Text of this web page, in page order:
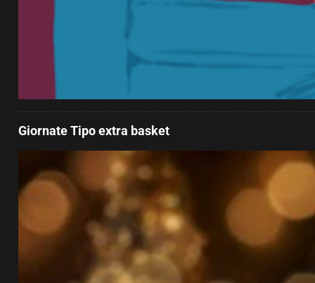
Giornate Tipo extra basket